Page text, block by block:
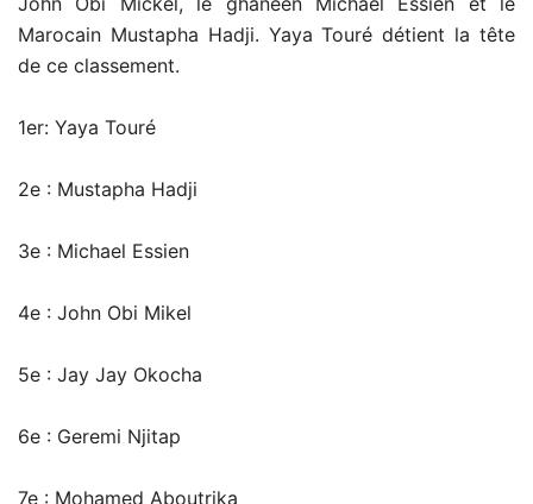
Marocain Mustapha Hadji. Yaya Touré détient la tête
de ce classement.
1er: Yaya Touré
2e : Mustapha Hadji
3e : Michael Essien
4e : John Obi Mikel
5e : Jay Jay Okocha
6e : Geremi Njitap
7e : Mohamed Aboutrika